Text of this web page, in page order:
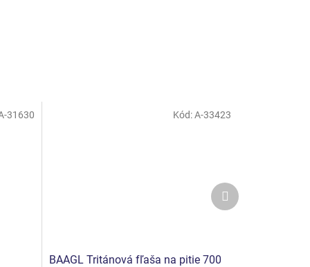
31630
BAAGL Tritánová fľaša na pitie 700
Kód:A-33423
Ďalší
produkt